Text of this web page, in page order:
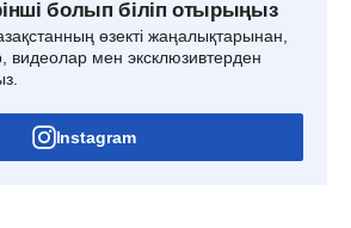
болып біліп отырыңыз
өзекті жаңалықтарынан,
видеолар мен эксклюзивтерден
Instagram